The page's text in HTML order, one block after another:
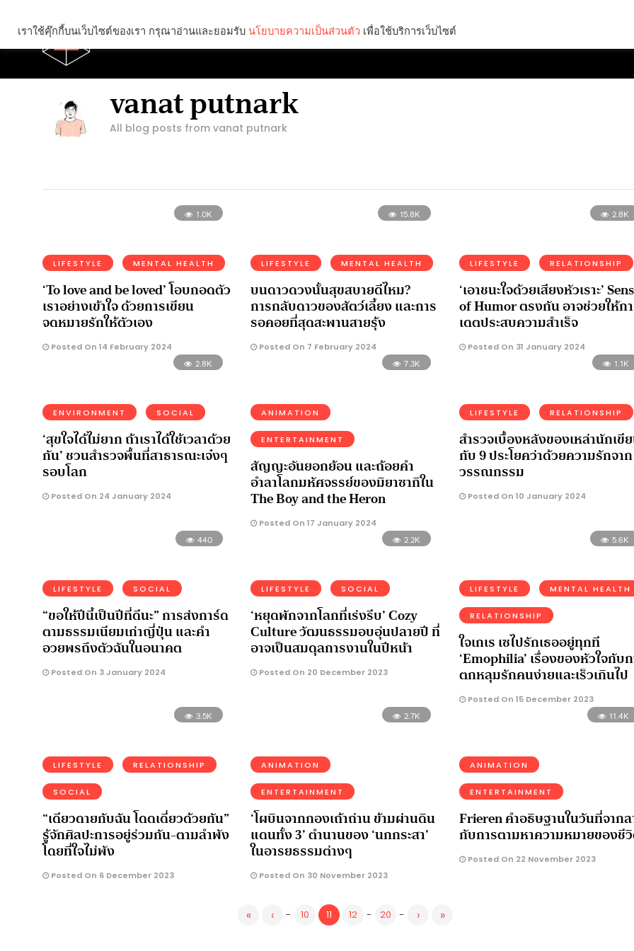
vanat putnark
All blog posts from vanat putnark
1.0K
LIFESTYLE MENTAL HEALTH
‘To love and be loved’ โอบกอดตัว
เราอย่างเข้าใจ ด้วยการเขียน
จดหมายรักให้ตัวเอง
Posted On 14 February 2024
15.8K
LIFESTYLE MENTAL HEALTH
บนดาวดวงนั้นสุขสบายดีไหม?
การกลับดาวของสัตว์เลี้ยง และการ
รอคอยที่สุดสะพานสายรุ้ง
Posted On 7 February 2024
2.8K
LIFESTYLE RELATIONSHIP
‘เอาชนะใจด้วยเสียงหัวเราะ’
of Humor ตรงกัน อาจช่วยให้ก
เดตประสบความสำเร็จ
Posted On 31 January 2024
2.8K
ENVIRONMENT SOCIAL
‘สุขใจได้ไม่ยาก ถ้าเราได้ใช้เวลาด้วย
กัน’ ชวนสำรวจพื้นที่สาธารณะเจ๋งๆ
รอบโลก
Posted On 24 January 2024
7.3K
ANIMATION
ENTERTAINMENT
สัญญะอันยอกย้อน และถ้อยคำ
อำลาโลกมหัศจรรย์ของมิยาซากิใน
The Boy and the Heron
Posted On 17 January 2024
1.1K
LIFESTYLE RELATIONSHIP
สำรวจเบื้องหลังของเหล่านักเขี
กับ 9 ประโยคว่าด้วยความรักจาก
วรรณกรรม
Posted On 10 January 2024
440
LIFESTYLE SOCIAL
“ขอให้ปีนี้เป็นปีที่ดีนะ” การส่งการ์ด
ตามธรรมเนียมเก่าญี่ปุ่น และคำ
อวยพรถึงตัวฉันในอนาคต
Posted On 3 January 2024
2.2K
LIFESTYLE SOCIAL
‘หยุดพักจากโลกที่เร่งรีบ’ Cozy
Culture วัฒนธรรมอบอุ่นปลายปี ที่
อาจเป็นสมดุลการงานในปีหน้า
Posted On 20 December 2023
5.6K
LIFESTYLE MENTAL HEALTH
RELATIONSHIP
ใจเกเร เซไปรักเธออยู่ทุกที
‘Emophilia’ เรื่องของหัวใจกับ
ตกหลุมรักคนง่ายและเร็วเกินไป
Posted On 15 December 2023
3.5K
LIFESTYLE RELATIONSHIP
SOCIAL
“เดียวดายกับฉัน โดดเดี่ยวด้วยกัน”
รู้จักศิลปะการอยู่ร่วมกัน-ตามลำพัง
โดยที่ใจไม่พัง
Posted On 6 December 2023
2.7K
ANIMATION
ENTERTAINMENT
‘โผบินจากกองเถ้าถ่าน ข้ามผ่านดิน
แดนทั้ง 3’ ตำนานของ ‘นกกระสา’
ในอารยธรรมต่างๆ
Posted On 30 November 2023
11.4K
ANIMATION
ENTERTAINMENT
Frieren คำอธิษฐานในวันที่จาก
กับการตามหาความหมายของชี
Posted On 22 November 2023
« ‹ - 10 11 12 - 20 - › »
เราใช้คุ๊กกี้บนเว็บไซต์ของเรา กรุณาอ่านและยอมรับ นโยบายความเป็นส่วนตัว เพื่อใช้บริการเว็บไซต์